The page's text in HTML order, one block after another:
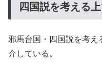
四国説を考える
邪馬台国・四国説を考え
介している。